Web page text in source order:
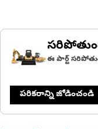
ఈ పార్ట్
పరికరాన్ని జోడించండి